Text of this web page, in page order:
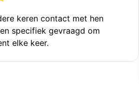
keren contact met hen
specifiek gevraagd om
elke keer.